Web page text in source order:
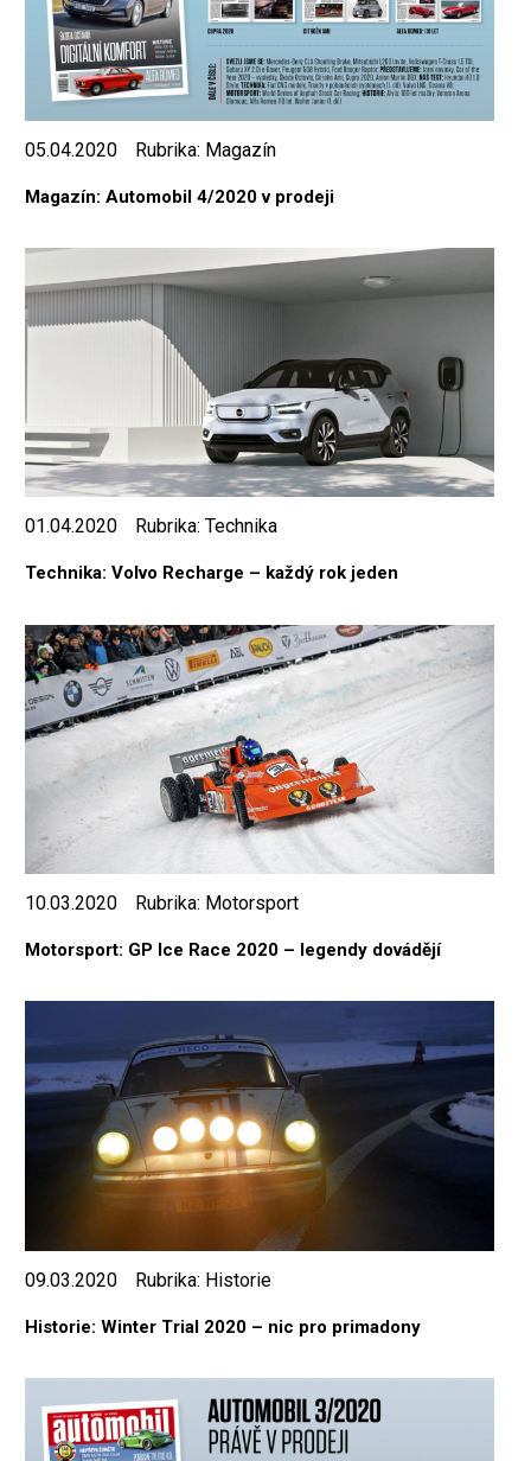
05.04.2020 Rubrika: Magazín
Magazín: Automobil 4/2020 v prodeji
01.04.2020 Rubrika: Technika
Technika: Volvo Recharge – každý rok jeden
10.03.2020 Rubrika: Motorsport
Motorsport: GP Ice Race 2020 – legendy dovádějí
09.03.2020 Rubrika: Historie
Historie: Winter Trial 2020 – nic pro primadony